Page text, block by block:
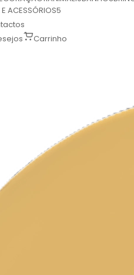
ACESSÓRIOS5
Carrinho